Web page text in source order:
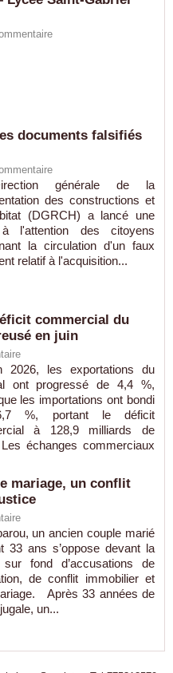
documents falsifiés
générale de la
des constructions et
(DGRCH) a lancé une
l'attention des citoyens
la circulation d'un faux
relatif à l'acquisition...
commercial du
en juin
2026, les exportations du
ont progressé de 4,4 %,
les importations ont bondi
%, portant le déficit
à 128,9 milliards de
échanges commerciaux
mariage, un conflit
un ancien couple marié
33 ans s’oppose devant la
sur fond d’accusations de
de conflit immobilier et
Après 33 années de
un...